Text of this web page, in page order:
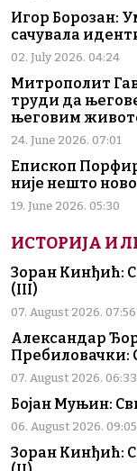
Игор Борозан:
сачувала
02. July 2026. 04:24
Митрополит
труди да
његовим
24. June 2026. 07:01
Епископ
није нешто
19. June 2026. 05:30
ИСТОРИЈА И
Зоран Кинђић:
(III)
07. August 2026. 07:56
Александар
Пребиловачки:
07. August 2026. 06:33
Бојан Муњин:
06. August 2026. 09:05
Зоран Кинђић: